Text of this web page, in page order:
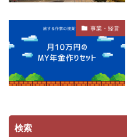
事業・経営
検索